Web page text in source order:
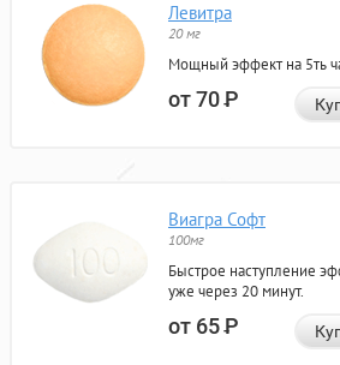
Левитра
20 мг
Мощный эффект на 5ть
от 70Р
Виагра Софт
100мг
Быстрое наступление
уже через 20 минут.
от 65Р